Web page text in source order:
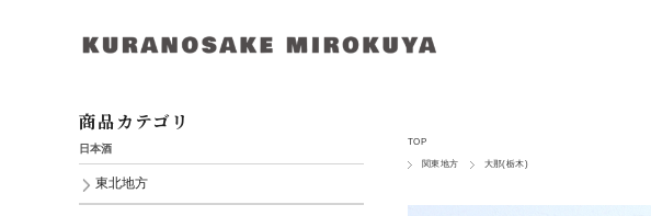
TOP
関東地方 大那(栃木)
商品カテゴリ
日本酒
東北地方